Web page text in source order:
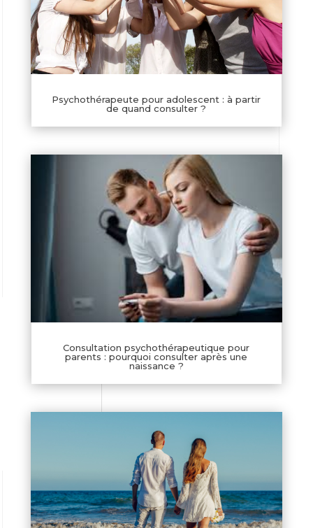
Psychothérapeute pour adolescent : à partir
de quand consulter ?
Consultation psychothérapeutique pour
parents : pourquoi consulter après une
naissance ?